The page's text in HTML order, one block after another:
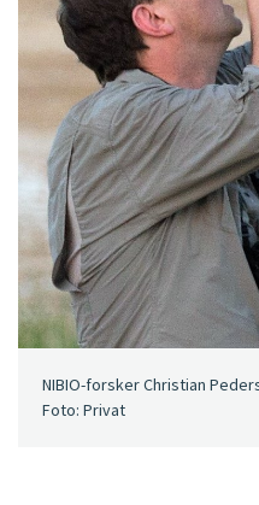
NIBIO-forsker Christian
Foto: Privat